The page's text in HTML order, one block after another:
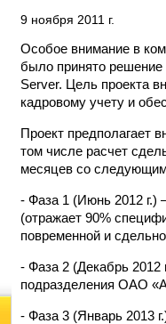
9 ноября 2011 г.
Особое внимание в
было принято
Server. Цель проекта
кадровому учету и
Проект предполагает
том числе расчет
месяцев со
- Фаза 1 (Июнь 2012 г.)
(отражает 90%
повременной и
- Фаза 2 (Декабрь
подразделения ОАО
- Фаза 3 (Январь 2013